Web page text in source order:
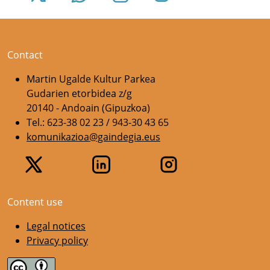
Contact
Martin Ugalde Kultur Parkea
Gudarien etorbidea z/g
20140 - Andoain (Gipuzkoa)
Tel.: 623-38 02 23 / 943-30 43 65
komunikazioa@gaindegia.eus
Content use
Legal notices
Privacy policy